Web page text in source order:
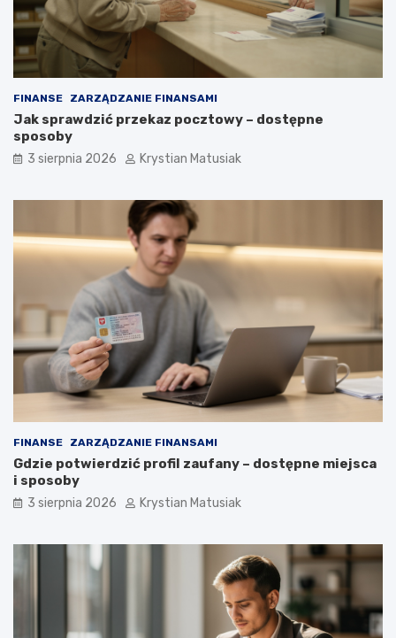
FINANSE ZARZĄDZANIE FINANSAMI
Jak sprawdzić przekaz pocztowy – dostępne
sposoby
3 sierpnia 2026 Krystian Matusiak
FINANSE ZARZĄDZANIE FINANSAMI
Gdzie potwierdzić profil zaufany – dostępne miejsca
i sposoby
3 sierpnia 2026 Krystian Matusiak